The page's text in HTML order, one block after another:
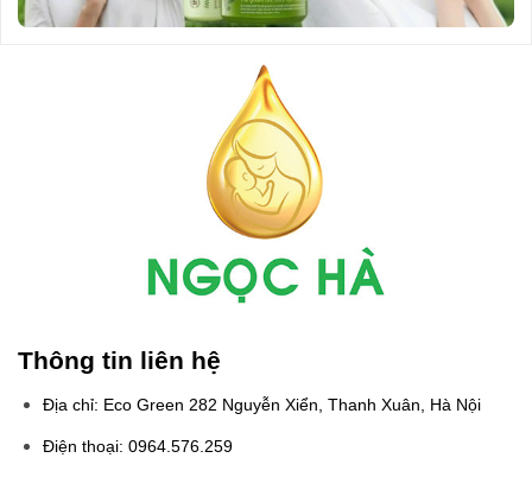
Thông tin liên hệ
Địa chỉ: Eco Green 282 Nguyễn Xiển, Thanh Xuân, Hà Nội
Điện thoại: 0964.576.259